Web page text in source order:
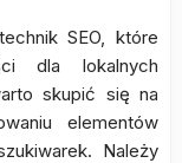
SEO, które
dla lokalnych
skupić się na
elementów
Należy